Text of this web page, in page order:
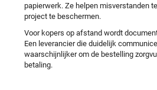
papierwerk. Ze helpen misverstanden
project te beschermen.
Voor kopers op afstand wordt
Een leverancier die duidelijk
waarschijnlijker om de bestelling
betaling.